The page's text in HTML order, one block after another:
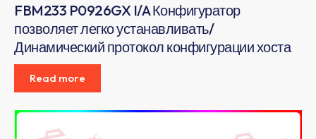
FBM233 P0926GX I/A Конфигуратор
позволяет легко устанавливать/
Динамический протокол конфигурации хоста
Read more